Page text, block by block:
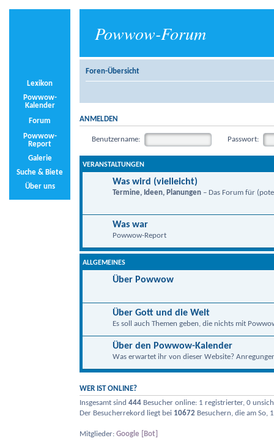
Powwow-Forum
Lexikon
Powwow-
Kalender
Forum
Powwow-
Report
Galerie
Suche & Biete
Über uns
Foren-Übersicht
ANMELDEN
Benutzername: Passwort:
VERANSTALTUNGEN
Was wird (vielleicht)
Termine, Ideen, Planungen – Das Forum für
Was war
Powwow-Report
ALLGEMEINES
Über Powwow
Über Gott und die Welt
Es soll auch Themen geben, die nichts mit
Über den Powwow-Kalender
Was erwartet ihr von dieser Website?
WER IST ONLINE?
Insgesamt sind 444 Besucher online: 1 registrierter, 0
Der Besucherrekord liegt bei 10672 Besuchern, die am So,
Mitglieder: Google [Bot]